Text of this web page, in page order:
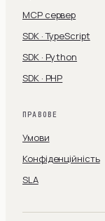
MCP сервер
SDK · TypeScript
SDK · Python
SDK · PHP
ПРАВОВЕ
Умови
Конфіденційність
SLA